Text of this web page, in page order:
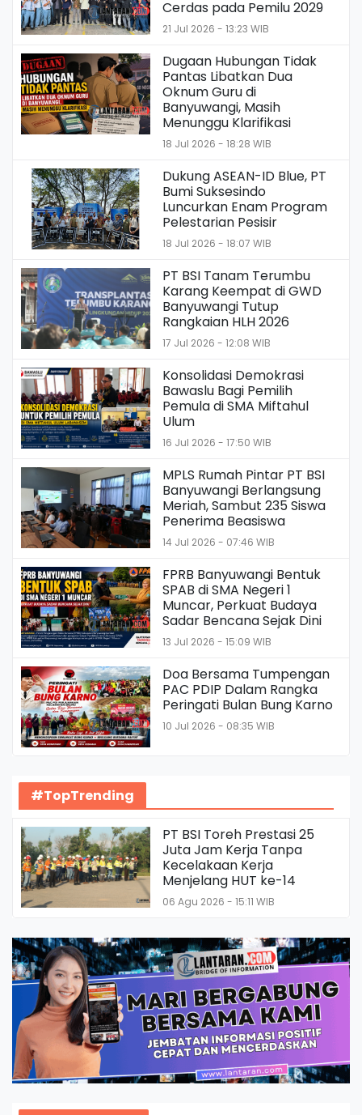
Cerdas pada Pemilu 2029
21 Jul 2026 - 13:23 WIB
Dugaan Hubungan Tidak
Pantas Libatkan Dua
Oknum Guru di
Banyuwangi, Masih
Menunggu Klarifikasi
18 Jul 2026 - 18:28 WIB
Dukung ASEAN-ID Blue, PT
Bumi Suksesindo
Luncurkan Enam Program
Pelestarian Pesisir
18 Jul 2026 - 18:07 WIB
PT BSI Tanam Terumbu
Karang Keempat di GWD
Banyuwangi Tutup
Rangkaian HLH 2026
17 Jul 2026 - 12:08 WIB
Konsolidasi Demokrasi
Bawaslu Bagi Pemilih
Pemula di SMA Miftahul
Ulum
16 Jul 2026 - 17:50 WIB
MPLS Rumah Pintar PT BSI
Banyuwangi Berlangsung
Meriah, Sambut 235 Siswa
Penerima Beasiswa
14 Jul 2026 - 07:46 WIB
FPRB Banyuwangi Bentuk
SPAB di SMA Negeri 1
Muncar, Perkuat Budaya
Sadar Bencana Sejak Dini
13 Jul 2026 - 15:09 WIB
Doa Bersama Tumpengan
PAC PDIP Dalam Rangka
Peringati Bulan Bung Karno
10 Jul 2026 - 08:35 WIB
#TopTrending
PT BSI Toreh Prestasi 25
Juta Jam Kerja Tanpa
Kecelakaan Kerja
Menjelang HUT ke-14
06 Agu 2026 - 15:11 WIB